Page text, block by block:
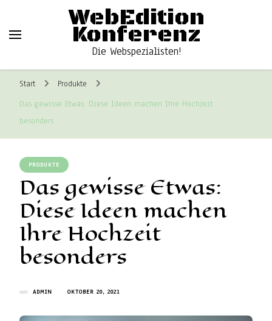
WebEdition
Konferenz
Die Webspezialisten!
Start
Produkte
Das gewisse Etwas: Diese Ideen machen Ihre Hochzeit
besonders
PRODUKTE
Das gewisse Etwas:
Diese Ideen machen
Ihre Hochzeit
besonders
von ADMIN OKTOBER 20, 2021